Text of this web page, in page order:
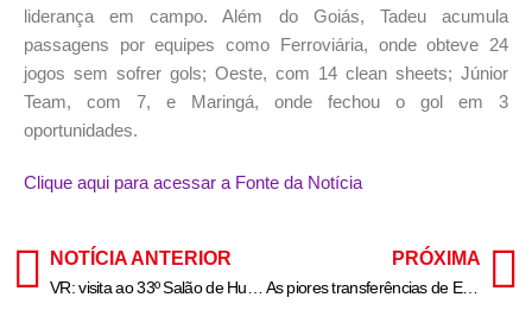
liderança em campo. Além do Goiás, Tadeu acumula
passagens por equipes como Ferroviária, onde obteve 24
jogos sem sofrer gols; Oeste, com 14 clean sheets; Júnior
Team, com 7, e Maringá, onde fechou o gol em 3
oportunidades.
Clique aqui para acessar a Fonte da Notícia
NOTÍCIA ANTERIOR
VR: visita ao 33º Salão de Humor pode ser feita a partir de sexta
PRÓXIMA
As piores transferências de EPL: Viktor Fischer